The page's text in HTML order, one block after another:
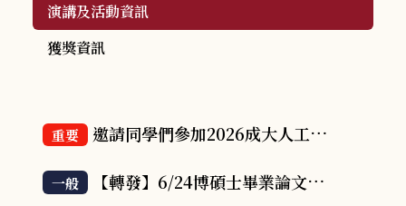
演講及活動資訊
獲獎資訊
重要 邀請同學們參加2026成大人工智慧科技碩士學位學程與醫學資訊研究所畢業成果發表會
一般 【轉發】6/24博碩士畢業論文(電子論文)上傳系統繳交_視訊課程2026.06.24.。(第2次通知_2026.06.15.成大圖書館)。